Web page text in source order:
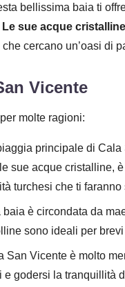
bellissima baia ti
Le sue acque
cercano un’oasi di
Vicente
molte ragioni:
principale di
sue acque cristalline,
turchesi che ti
baia è circondata da
sono ideali per
San Vicente è molto
e godersi la tranquillità